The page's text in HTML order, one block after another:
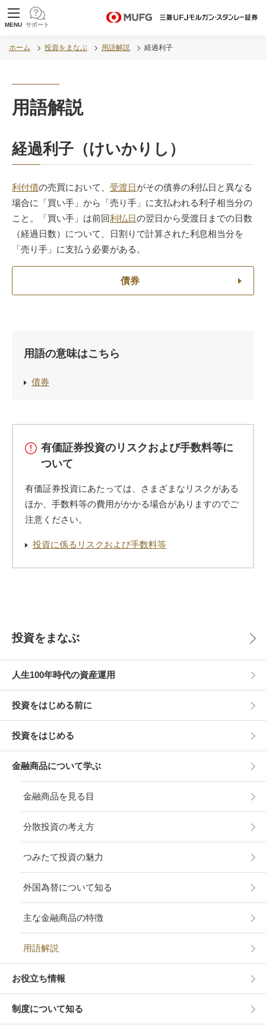
MUFG 世界が進むチカラになる。 三菱ＵＦＪモル
MENU サポート
ホーム 投資をまなぶ 用語解説 経過利子
用語解説
経過利子（けいかりし）
利付債の売買において、 受渡日がその債券の利払日と異なる
場合に「買い手」から「売り手」に支払われる利子相当分の
こと。「買い手」は前回利払日の翌日から受渡日までの日数
（経過日数）について、日割りで計算された利息相当分を
「売り手」に支払う必要がある。
債券
用語の意味はこちら
債券
有価証券投資のリスクおよび手数料等に
ついて
有価証券投資にあたっては、さまざまなリスクがある
ほか、手数料等の費用がかかる場合がありますのでご
注意ください。
投資に係るリスクおよび手数料等
投資をまなぶ
人生100年時代の資産運用
投資をはじめる前に
投資をはじめる
金融商品について学ぶ
金融商品を見る目
分散投資の考え方
つみたて投資の魅力
外国為替について知る
主な金融商品の特徴
用語解説
お役立ち情報
制度について知る